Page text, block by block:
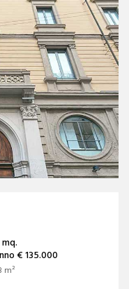
€ 135.000
m²